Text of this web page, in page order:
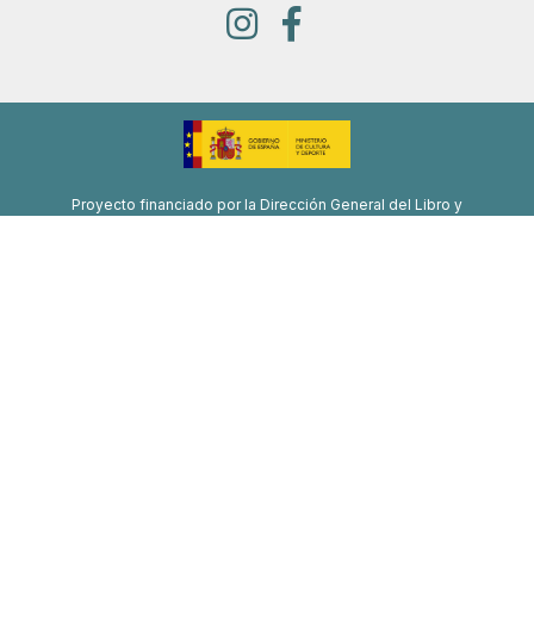
Proyecto financiado por la Dirección General del Libro y